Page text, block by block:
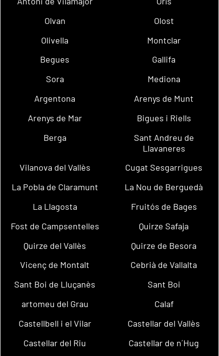
Olvan
Olost
Olivella
Montclar
Begues
Gallifa
Sora
Mediona
Argentona
Arenys de Munt
Arenys de Mar
Bigues i Riells
Berga
Sant Andreu de
Llavaneres
Vilanova del Vallès
Cugat Sesgarrigues
La Pobla de Claramunt
La Nou de Berguedà
La Llagosta
Fruitós de Bages
Fost de Campsentelles
Quirze Safaja
Quirze del Vallès
Quirze de Besora
Vicenç de Montalt
Cebrià de Vallalta
Sant Boi de Lluçanès
Sant Boi
artomeu del Grau
Calaf
Castellbell i el Vilar
Castellar del Vallès
Castellar del Riu
Castellar de n´Hug